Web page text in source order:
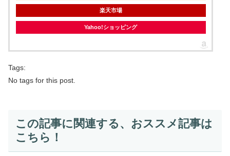
楽天市場
Yahoo!ショッピング
Tags:
No tags for this post.
この記事に関連する、おススメ記事は
こちら！